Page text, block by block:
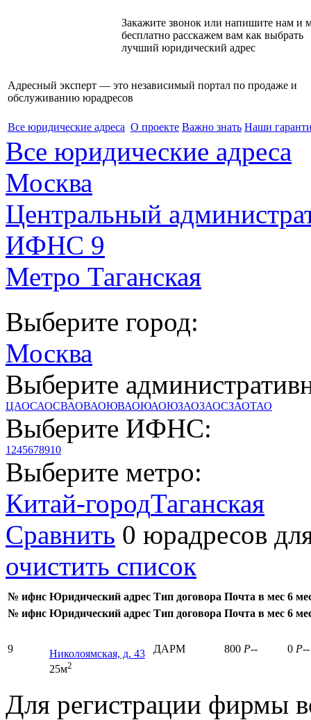
Закажите звонок или напишите нам и
бесплатно расскажем вам как выбрать
лучший юридический адрес
Адресный эксперт — это независимый портал по продаже и
обслуживанию юрадресов
Все юридические адреса О проекте Важно знать Наши
Все юридические адреса
Москва
Центральный
ИФНС 9
Метро Таганская
Выберите город:
Москва
Выберите
ЦАОСАОСВАОВАОЮВАОЮАОЮЗАОЗАОСЗАОТАО
Выберите ИФНС:
1 245678910
Выберите метро:
Китай-городТаганская
Сравнить 0 юрадресов
очистить список
№ ифнс Юридический адрес Тип договора Почта в мес 6
№ ифнс Юридический адрес Тип договора Почта в мес 6
9
Николоямская, д. 43
25м2
ДАРМ 800 P-- 0 P--
Для регистрации фирмы